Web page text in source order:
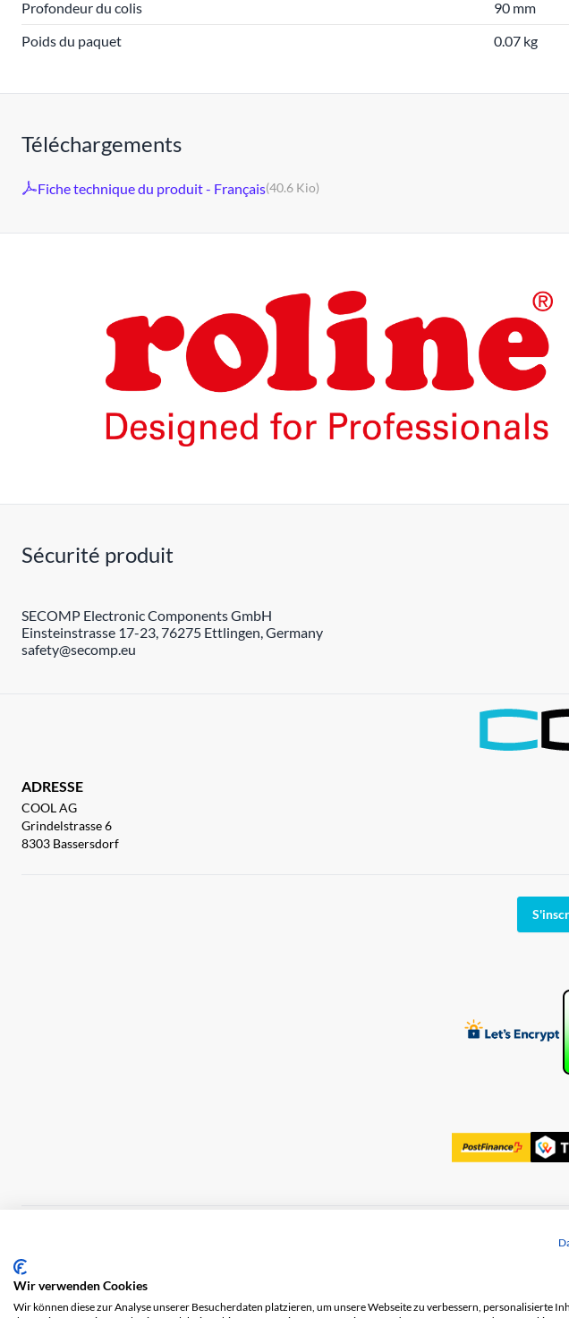
Profondeur du colis
90 mm
Poids du paquet
0.07 kg
Téléchargements
Fiche technique du produit - Français(40.6 Kio)
Sécurité produit
SECOMP Electronic Components GmbH
Einsteinstrasse 17-23, 76275 Ettlingen, Germany
safety@secomp.eu
ADRESSE
COOL AG
Grindelstrasse 6
8303 Bassersdorf
Wir verwenden Cookies
Wir können diese zur Analyse unserer Besucherdaten platzieren, um unsere Webseite zu verbessern, personalisierte